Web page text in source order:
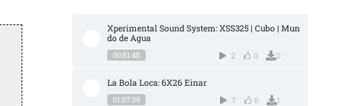
Xperimental Sound System: XSS325 | Cubo | Mun
do de Agua
00:51:45 2 0 0
La Bola Loca: 6X26 Einar
01:07:39 7 0 1